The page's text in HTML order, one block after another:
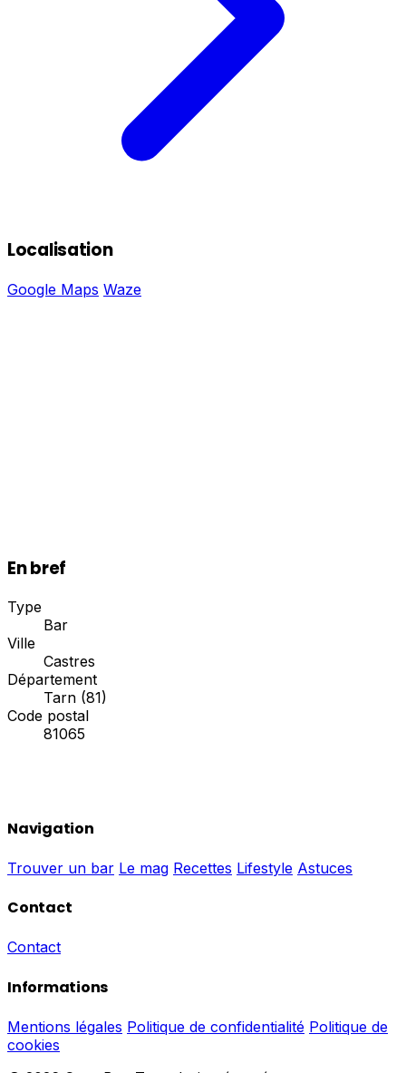
Localisation
Google Maps Waze
En bref
Type
Bar
Ville
Castres
Département
Tarn (81)
Code postal
81065
Navigation
Trouver un bar Le mag Recettes Lifestyle Astuces
Contact
Contact
Informations
Mentions légales Politique de confidentialité Politique de
cookies